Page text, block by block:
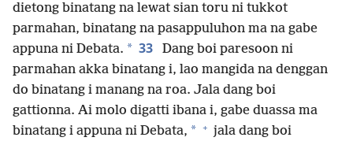
dietong binatang na lewat sian toru ni tukkot
parmahan, binatang na pasappuluhon ma na gabe
appuna ni Debata. * 33
Dang boi paresoon ni
parmahan akka binatang i, lao mangida na denggan
do binatang i manang na roa. Jala dang boi
gattionna. Ai molo digatti ibana i, gabe duassa ma
binatang i appuna ni Debata, * + jala dang boi